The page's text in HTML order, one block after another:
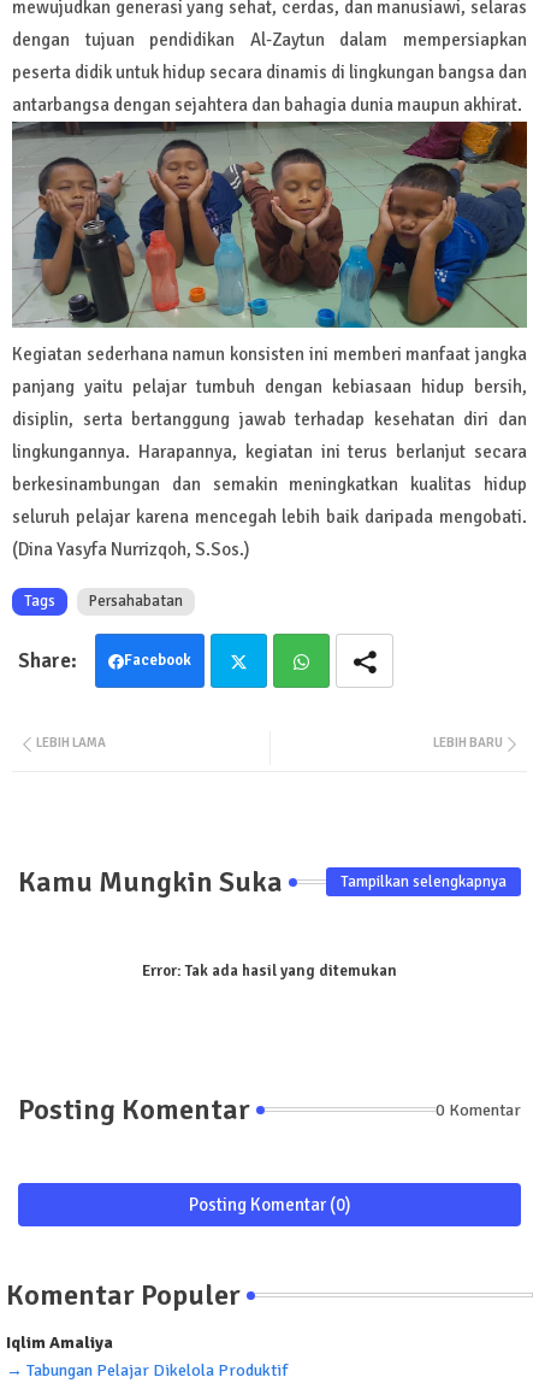
mewujudkan generasi yang sehat, cerdas, dan manusiawi, selaras
dengan tujuan pendidikan Al-Zaytun dalam mempersiapkan
peserta didik untuk hidup secara dinamis di lingkungan bangsa dan
antarbangsa dengan sejahtera dan bahagia dunia maupun akhirat.
Kegiatan sederhana namun konsisten ini memberi manfaat jangka
panjang yaitu pelajar tumbuh dengan kebiasaan hidup bersih,
disiplin, serta bertanggung jawab terhadap kesehatan diri dan
lingkungannya. Harapannya, kegiatan ini terus berlanjut secara
berkesinambungan dan semakin meningkatkan kualitas hidup
seluruh pelajar karena mencegah lebih baik daripada mengobati.
(Dina Yasyfa Nurrizqoh, S.Sos.)
Tags Persahabatan
Facebook
LEBIH BARU
LEBIH LAMA
Kamu Mungkin Suka Tampilkan selengkapnya
Error:Tak ada hasil yang ditemukan
Posting Komentar 0 Komentar
Posting Komentar (0)
Komentar Populer
Iqlim Amaliya
→ Tabungan Pelajar Dikelola Produktif